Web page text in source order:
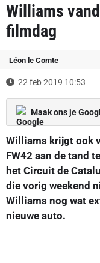
Williams
filmdag
Léon le Comte
22 feb 2019 10:53
Maak ons je
Williams krijgt ook
FW42 aan de tand
het Circuit de
die vorig weekend
Williams nog wat
nieuwe auto.